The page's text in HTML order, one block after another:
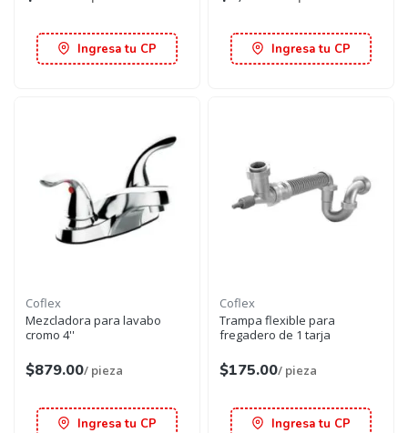
Ingresa tu CP Ingresa tu CP
Coflex
Mezcladora para lavabo
cromo 4''
$879.00/ pieza
Ingresa tu CP
Coflex
Trampa flexible para
fregadero de 1 tarja
$175.00/ pieza
Ingresa tu CP